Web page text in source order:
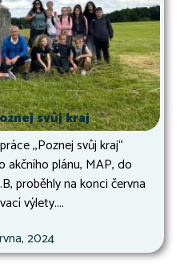
svůj kraj
,,Poznej svůj kraj“
akčního plánu, MAP, do
proběhly na konci června
výlety....
2024